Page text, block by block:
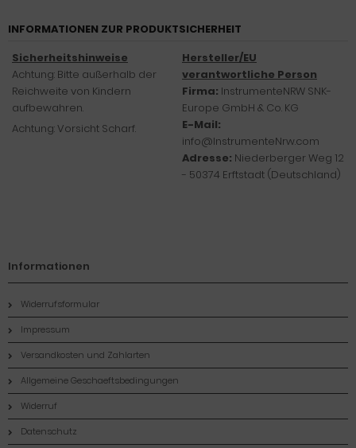
INFORMATIONEN ZUR PRODUKTSICHERHEIT
Sicherheitshinweise
Achtung: Bitte außerhalb der
Reichweite von Kindern
aufbewahren.
Hersteller/EU
verantwortliche Person
Firma: InstrumenteNRW SNK-
Europe GmbH & Co. KG
E-Mail:
info@InstrumenteNrw.com
Adresse: Niederberger Weg 12
- 50374 Erftstadt (Deutschland)
Achtung: Vorsicht Scharf.
Informationen
Widerrufsformular
Impressum
Versandkosten und Zahlarten
Allgemeine Geschaeftsbedingungen
Widerruf
Datenschutz